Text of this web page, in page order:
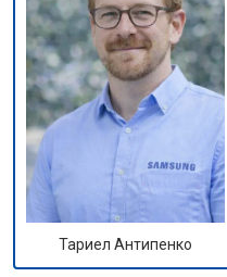
Тариел Антипенко